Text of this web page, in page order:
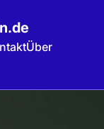
Über